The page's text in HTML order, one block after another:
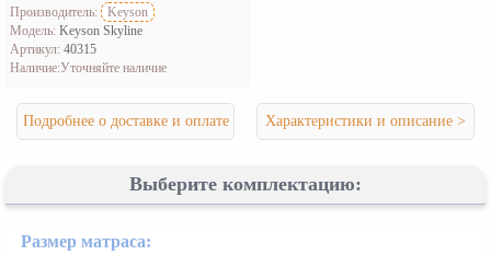
Производитель:
Keyson
Модель: Keyson Skyline
Артикул: 40315
Наличие:Уточняйте наличие
Подробнее о доставке и оплате Характеристики и описание >
Выберите комплектацию:
Размер матраса: